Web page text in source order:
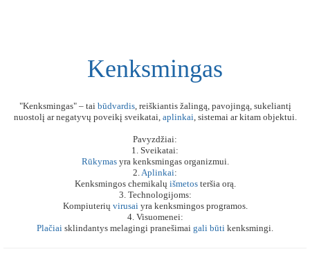
Kenksmingas
"Kenksmingas" – tai būdvardis, reiškiantis žalingą, pavojingą, sukeliantį
nuostolį ar negatyvų poveikį sveikatai, aplinkai, sistemai ar kitam objektui.
Pavyzdžiai:
1. Sveikatai:
Rūkymasyra kenksmingas organizmui.
2.Aplinkai:
Kenksmingos chemikalų išmetosteršia orą.
3. Technologijoms:
Kompiuterių virusaiyra kenksmingos programos.
4. Visuomenei:
Plačiai sklindantys melagingi pranešimai gali būti kenksmingi.